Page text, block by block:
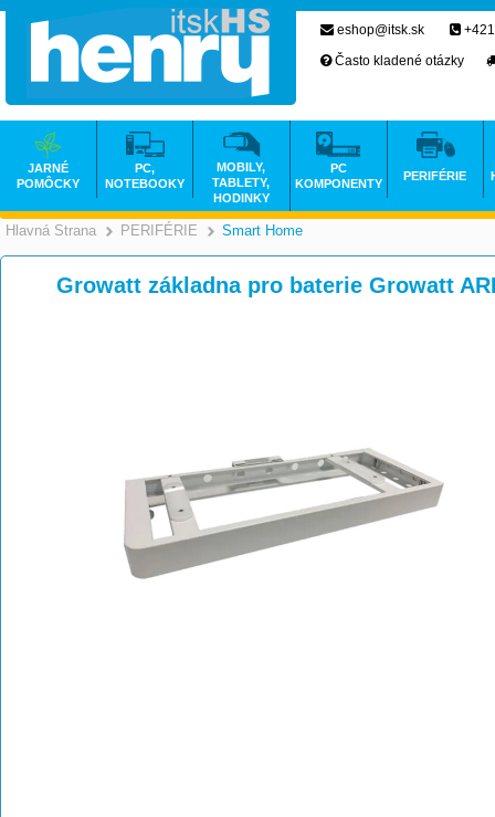
Hlavná Strana >
PERIFÉRIE >
Smart Home
Growatt základna pro baterie Growatt
eshop@itsk.sk
Často kladené otázky
JARNÉ
POMÔCKY
PC,
NOTEBOOKY
MOBILY,
TABLETY,
HODINKY
PC
KOMPONENTY
PERIFÉRIE